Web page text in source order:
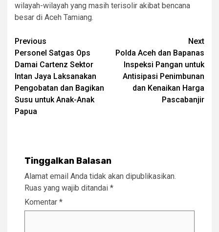
wilayah-wilayah yang masih terisolir akibat bencana
besar di Aceh Tamiang.
Post
navigation
Previous
Personel Satgas Ops
Damai Cartenz Sektor
Intan Jaya Laksanakan
Pengobatan dan Bagikan
Susu untuk Anak-Anak
Papua
Next
Polda Aceh dan Bapanas
Inspeksi Pangan untuk
Antisipasi Penimbunan
dan Kenaikan Harga
Pascabanjir
Tinggalkan Balasan
Alamat email Anda tidak akan dipublikasikan.
Ruas yang wajib ditandai *
Komentar *